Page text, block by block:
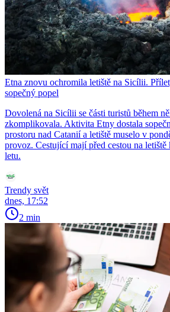
Etna znovu ochromila letiště na Sicílii.
sopečný popel
Dovolená na Sicílii se části turistů během
zkomplikovala. Aktivita Etny dostala
prostoru nad Catanií a letiště muselo v
provoz. Cestující mají před cestou na
letu.
Trendy svět
dnes, 17:52
2 min